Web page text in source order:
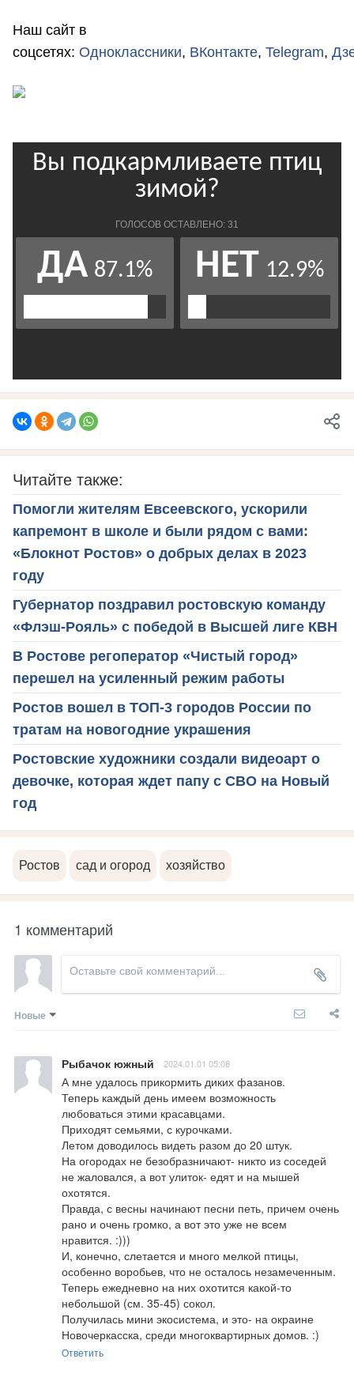
Наш сайт в
соцсетях: Одноклассники, ВКонтакте, Telegram,
Читайте также:
Помогли жителям Евсеевского, ускорили
капремонт в школе и были рядом с вами:
«Блокнот Ростов» о добрых делах в 2023
году
Губернатор поздравил ростовскую команду
«Флэш-Рояль» с победой в Высшей лиге КВН
В Ростове регоператор «Чистый город»
перешел на усиленный режим работы
Ростов вошел в ТОП-3 городов России по
тратам на новогодние украшения
Ростовские художники создали видеоарт о
девочке, которая ждет папу с СВО на Новый
год
Ростов сад и огород хозяйство
1 комментарий
Новые
Рыбачок южный 2024.01.01 05:08
А мне удалось прикормить диких фазанов.
Теперь каждый день имеем возможность
любоваться этими красавцами.
Приходят семьями, с курочками.
Летом доводилось видеть разом до 20 штук.
На огородах не безобразничают- никто из соседей
не жаловался, а вот улиток- едят и на мышей
охотятся.
Правда, с весны начинают песни петь, причем очень
рано и очень громко, а вот это уже не всем
нравится. :)))
И, конечно, слетается и много мелкой птицы,
особенно воробьев, что не осталось незамеченным.
Теперь ежедневно на них охотится какой-то
небольшой (см. 35-45) сокол.
Получилась мини экосистема, и это- на окраине
Новочеркасска, среди многоквартирных домов. :)
Ответить